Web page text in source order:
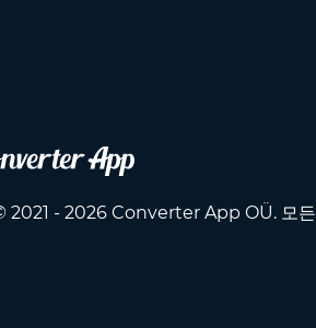
- 2026 Converter App OÜ. 모든